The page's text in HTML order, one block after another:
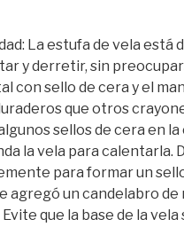
La estufa de vela está
y derretir, sin
con sello de cera y el
que otros
sellos de cera en
la vela para
para formar un
agregó un candelabro
que la base de la vela